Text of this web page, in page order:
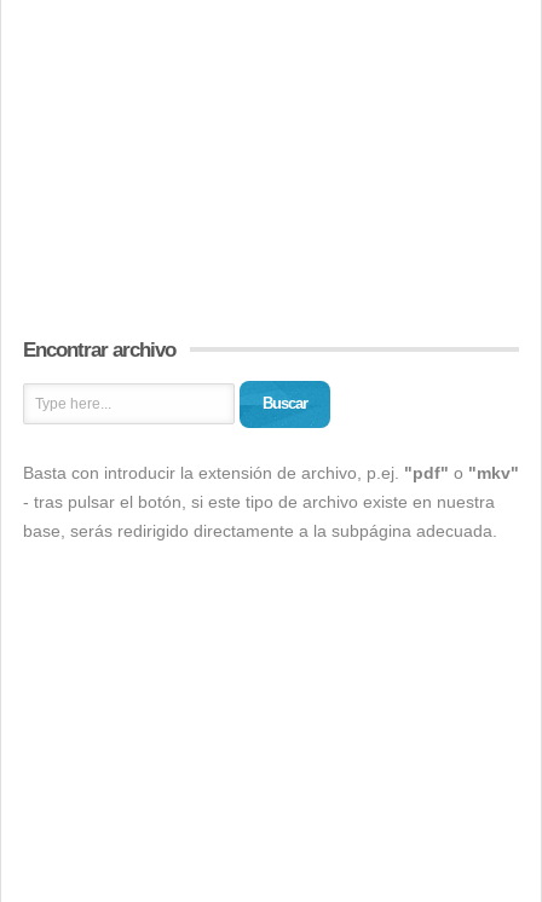
Encontrar archivo
Buscar
Basta con introducir la extensión de archivo, p.ej. "pdf" o "mkv"
- tras pulsar el botón, si este tipo de archivo existe en nuestra
base, serás redirigido directamente a la subpágina adecuada.